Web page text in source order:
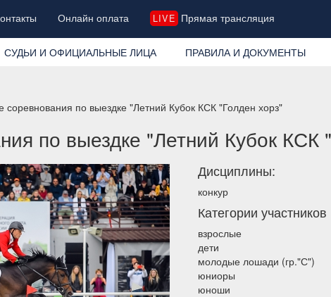
Онлайн оплата LIVE Прямая трансляция
СУДЬИ И ОФИЦИАЛЬНЫЕ ЛИЦА ПРАВИЛА И ДОКУМЕНТЫ
соревнования по выездке "Летний Кубок КСК "Голден хорз"
по выездке "Летний Кубок КСК
Дисциплины:
конкур
Категории участников
взрослые
дети
молодые лошади (гр."С")
юниоры
юноши